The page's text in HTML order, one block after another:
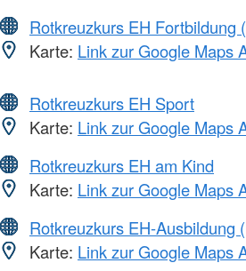
Rotkreuzkurs EH Fortbildung
Karte: Link zur Google Maps
Rotkreuzkurs EH Sport
Karte: Link zur Google Maps
Rotkreuzkurs EH am Kind
Karte: Link zur Google Maps
Rotkreuzkurs EH-Ausbildung
Karte: Link zur Google Maps